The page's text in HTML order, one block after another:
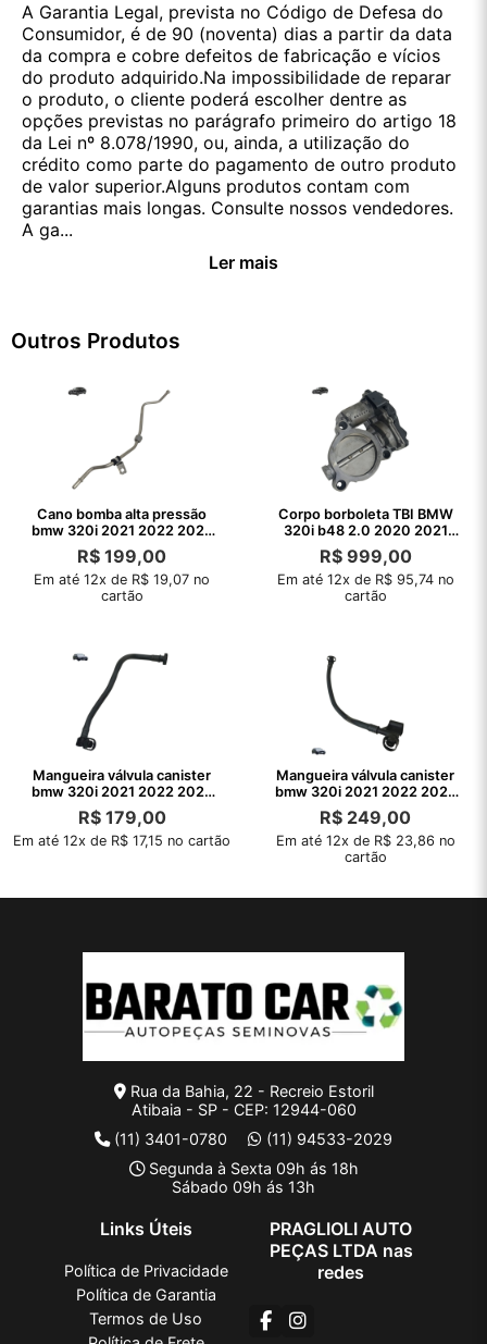
A Garantia Legal, prevista no Código de Defesa do
Consumidor, é de 90 (noventa) dias a partir da data
da compra e cobre defeitos de fabricação e vícios
do produto adquirido.Na impossibilidade de reparar
o produto, o cliente poderá escolher dentre as
opções previstas no parágrafo primeiro do artigo 18
da Lei nº 8.078/1990, ou, ainda, a utilização do
crédito como parte do pagamento de outro produto
de valor superior.Alguns produtos contam com
garantias mais longas. Consulte nossos vendedores.
A ga...
Ler mais
Outros Produtos
Cano bomba alta pressão
bmw 320i 2021 2022 2023
2024 2025
R$ 199,00
Em até 12x de R$ 19,07 no
cartão
Corpo borboleta TBI BMW
320i b48 2.0 2020 2021
2022 2023 24
R$999,00
Em até 12x de R$ 95,74 no
cartão
Mangueira válvula canister
bmw 320i 2021 2022 2023
2024
R$179,00
Em até 12x de R$ 17,15 no cartão
Mangueira válvula canister
bmw 320i 2021 2022 2023
2024 2025
R$ 249,00
Em até 12x de R$ 23,86 no
cartão
Rua da Bahia, 22 - Recreio Estoril
Atibaia - SP - CEP: 12944-060
(11) 3401-0780
(11) 94533-2029
Segunda à Sexta 09h ás 18h
Sábado 09h ás 13h
Links Úteis
Política de Privacidade
Política de Garantia
Termos de Uso
PRAGLIOLI AUTO
PEÇAS LTDA nas
redes